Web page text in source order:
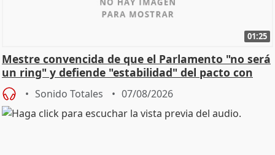
01:25
Mestre convencida de que el Parlamento "no será
un ring" y defiende "estabilidad" del pacto con
Vox
Sonido Totales 07/08/2026